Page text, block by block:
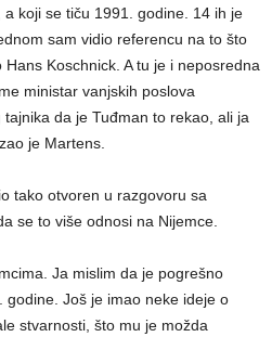
koji se tiču 1991. godine. 14 ih je
sam vidio referencu na to što
Koschnick. A tu je i neposredna
ministar vanjskih poslova
da je Tuđman to rekao, ali ja
je Martens.
tako otvoren u razgovoru sa
se to više odnosi na Nijemce.
Ja mislim da je pogrešno
godine. Još je imao neke ideje o
stvarnosti, što mu je možda